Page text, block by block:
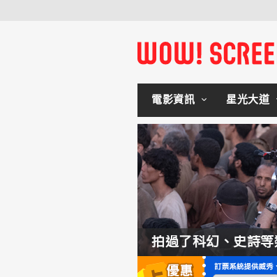
電影資訊 星光大道
拍過了科幻、史詩